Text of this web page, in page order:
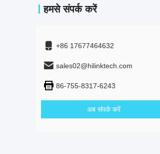
हमसे संपर्क करें
+86 17677464632
sales02@hilinktech.com
86-755-8317-6243
अब संपर्क करें